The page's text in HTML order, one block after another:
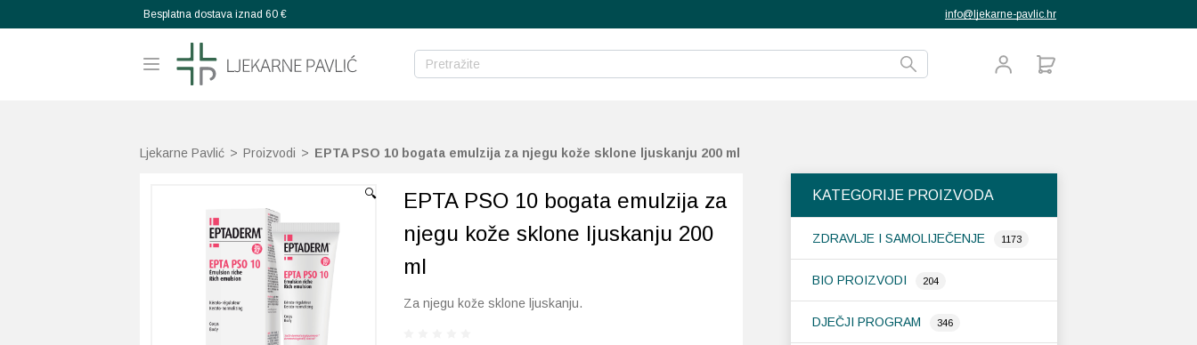
Besplatna dostava iznad 60 € info@ljekarne-pavlic.hr
Ljekarne Pavlić > Proizvodi > EPTA PSO 10 bogata emulzija za njegu kože sklone ljuskanju 200 ml
KATEGORIJE PROIZVODA
ZDRAVLJE I SAMOLIJEČENJE 1173
BIO PROIZVODI 204
DJEČJI PROGRAM 346
🔍
EPTA PSO 10 bogata emulzija za
njegu kože sklone ljuskanju 200
ml
Za njegu kože sklone ljuskanju.